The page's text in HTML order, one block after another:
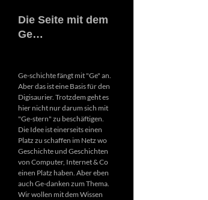
Die Seite mit dem
Ge…
Ge-schichte fängt mit "Ge" an.
Aber das ist eine Basis für den
Digisaurier. Trotzdem geht es
hier nicht nur darum sich mit
"Ge-stern" zu beschäftigen.
Die Idee ist einerseits einen
Platz zu schaffen im Netz wo
Geschichte und Geschichten
von Computer, Internet & Co
einen Platz haben. Aber eben
auch Ge-danken zum Thema.
Wir wollen mit dem Wissen